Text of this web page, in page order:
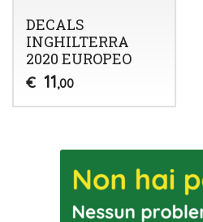
DECALS
INGHILTERRA
2020 EUROPEO
€ 11,00